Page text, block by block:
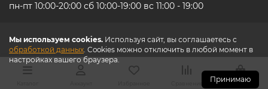
Мы используем cookies. Используя сайт, вы соглашаетесь с
обработкой данных. Cookies можно отключить в любой момент в
настройках вашего браузера.
Принимаю
пн-пт 10:00-20:00 сб 10:00-19:00 вс 11:00 - 19:00
Корзина